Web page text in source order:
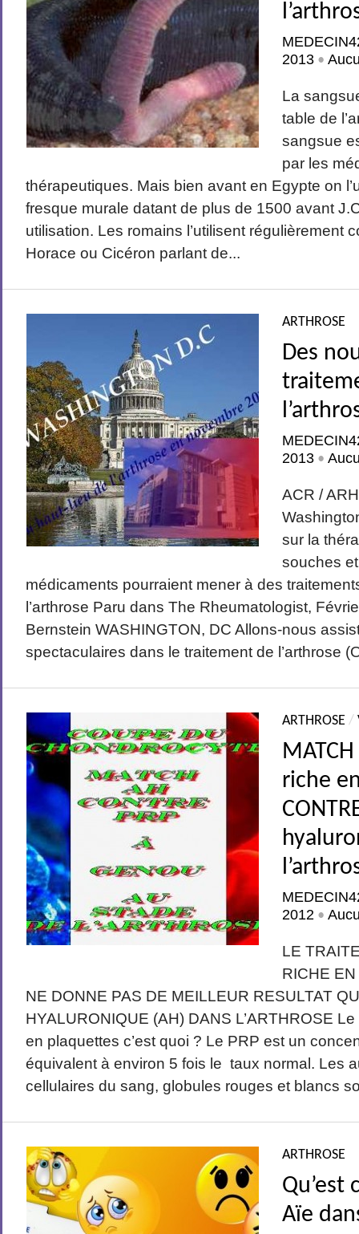
2013 •
La
table de
sangsue
par les
thérapeutiques. Mais bien avant en Egypte on
fresque murale datant de plus de 1500 avant
utilisation. Les romains l’utilisent régulièrement
Horace ou Cicéron parlant de...
ARTHROSE
Des
2013 •
ACR /
sur la
souches
médicaments pourraient mener à des
l’arthrose Paru dans The Rheumatologist,
Bernstein WASHINGTON, DC Allons-nous
spectaculaires dans le traitement de l’arthrose
ARTHROSE /
riche
2012 •
LE
RICHE
NE DONNE PAS DE MEILLEUR RESULTAT
HYALURONIQUE (AH) DANS L’ARTHROSE
en plaquettes c’est quoi ? Le PRP est un
équivalent à environ 5 fois le taux normal. Les
cellulaires du sang, globules rouges et blancs
ARTHROSE
Qu’est
Aïe